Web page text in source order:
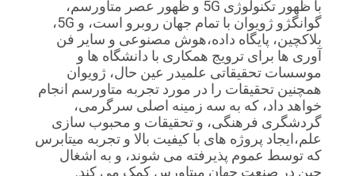
با ظهور تکنولوژی 5G و ظهور عصر متاورسم،
گوانگژو ژویوان با تمام جهان روبرو است، و 5G،
بلاکچین، پایگاه داده،هوش مصنوعی و سایر فن
آوری ها برای ترویج همکاری با دانشگاه ها و
موسسات تحقیقاتی علمیدر عین حال، ژویوان
همچنین تحقیقات را در مورد تجربه متاورسم انجام
خواهد داد، که به سه زمینه اصلی سرگرمی،
گردشگری فرهنگی، و تحقیقات و محبوب سازی
علم،ایجاد پروژه های با کیفیت بالا و تجربه میتابرس
که توسط عموم پذیرفته می شوند، و به اشغال
چین در صنعت جهان میتاورس کمک می کند.